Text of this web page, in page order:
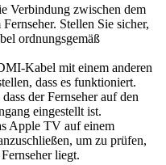
Verbindung zwischen dem
Stellen Sie sicher,
ordnungsgemäß
Kabel mit einem anderen
dass es funktioniert.
der Fernseher auf den
eingestellt ist.
Apple TV auf einem
um zu prüfen,
liegt.